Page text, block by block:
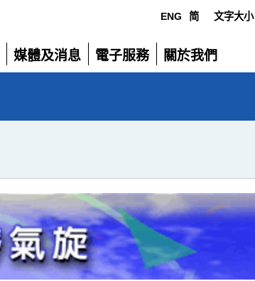
ENG 简 文字大小
媒體及消息
展
電子服務
展
關於我們
展